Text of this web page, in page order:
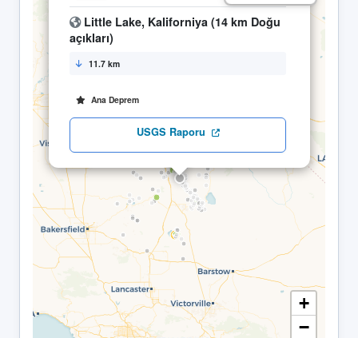
Little Lake, Kaliforniya (14 km Doğu
açıkları)
11.7 km
Ana Deprem
USGS Raporu
+
−